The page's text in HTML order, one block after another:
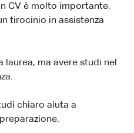
CV è molto importante,
tirocinio in assistenza
laurea, ma avere studi nel
chiaro aiuta a